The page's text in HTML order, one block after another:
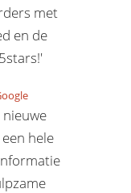
met
en de
hele